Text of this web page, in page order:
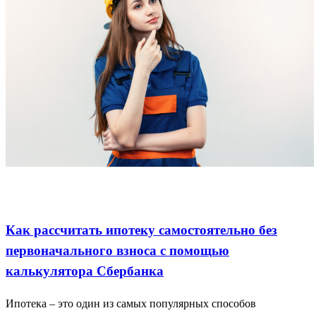
Как рассчитать ипотеку самостоятельно без
первоначального взноса с помощью
калькулятора Сбербанка
Ипотека – это один из самых популярных способов